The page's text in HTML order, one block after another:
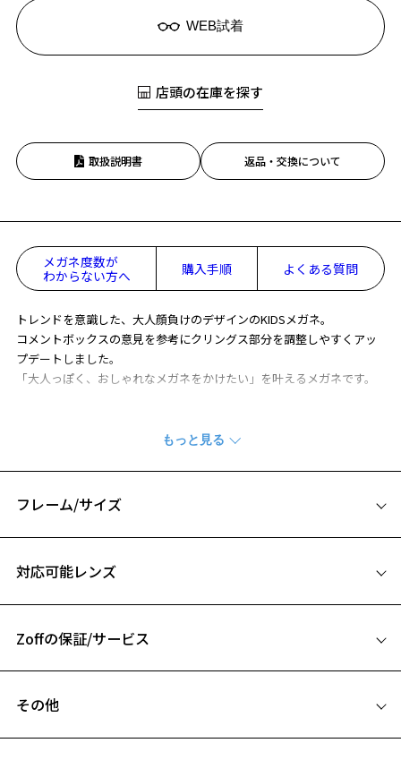
お気に入り
WEB試着
店頭の在庫を探す
取扱説明書 返品・交換について
メガネ度数が
わからない方へ
購入手順 よくある質問
トレンドを意識した、大人顔負けのデザインのKIDSメガネ。
コメントボックスの意見を参考にクリングス部分を調整しやすくアッ
プデートしました。
「大人っぽく、おしゃれなメガネをかけたい」を叶えるメガネです。
フレーム/サイズ
B ブリッジ(鼻部分)の横幅：17mm
対応可能レンズ
フレームとレンズの合計料金を知りたい方へ
Zoffの保証/サービス
その他